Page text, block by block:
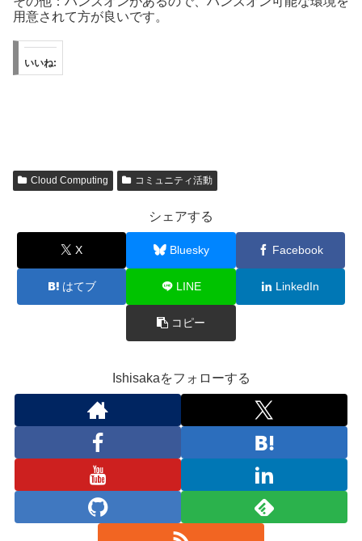
用意されて方が良いです。
いいね:
Cloud Computing コミュニティ活動
シェアする
X Bluesky Facebook
はてブ LINE LinkedIn
コピー
Ishisakaをフォローする